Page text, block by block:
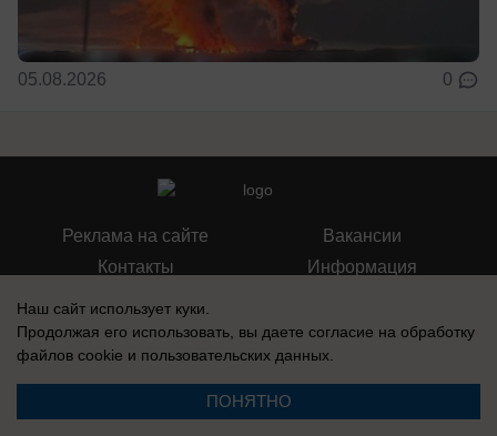
05.08.2026 0
Реклама на сайте
Контакты
Вакансии
Информация
Регистрационный номер: Эл № ФС 77-76040, выдано Федеральной
службой по надзору в сфере связи, информационных технологий и
массовых коммуникаций (Роскомнадзор) 12 июля 2019 г.
Наш сайт использует куки.
Продолжая его использовать, вы даете согласие на обработку
файлов cookie и пользовательских данных.
ПОНЯТНО